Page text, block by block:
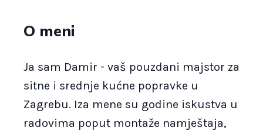
O meni
Ja sam Damir - vaš pouzdani majstor za
sitne i srednje kućne popravke u
Zagrebu. Iza mene su godine iskustva u
radovima poput montaže namještaja,